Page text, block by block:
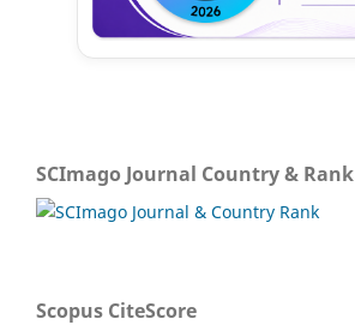
SCImago Journal Country & Rank
Scopus CiteScore